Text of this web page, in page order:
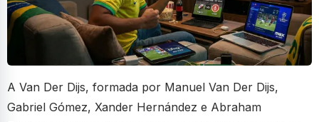
A Van Der Dijs, formada por Manuel Van Der Dijs,
Gabriel Gómez, Xander Hernández e Abraham